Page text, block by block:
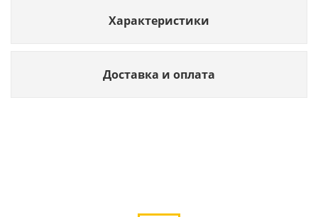
Характеристики
Доставка и оплата